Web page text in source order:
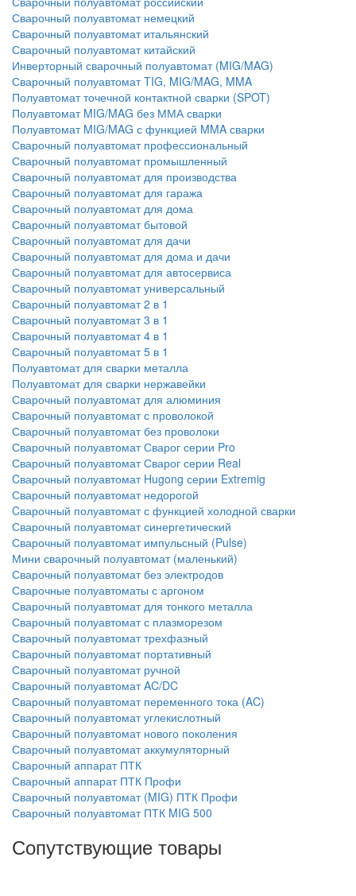
Сварочный полуавтомат немецкий
Сварочный полуавтомат итальянский
Сварочный полуавтомат китайский
Инверторный сварочный полуавтомат (MIG/MAG)
Сварочный полуавтомат TIG, MIG/MAG, MMA
Полуавтомат точечной контактной сварки (SPOT)
Полуавтомат MIG/MAG без ММА сварки
Полуавтомат MIG/MAG с функцией MMA сварки
Сварочный полуавтомат профессиональный
Сварочный полуавтомат промышленный
Сварочный полуавтомат для производства
Сварочный полуавтомат для гаража
Сварочный полуавтомат для дома
Сварочный полуавтомат бытовой
Сварочный полуавтомат для дачи
Сварочный полуавтомат для дома и дачи
Сварочный полуавтомат для автосервиса
Сварочный полуавтомат универсальный
Сварочный полуавтомат 2 в 1
Сварочный полуавтомат 3 в 1
Сварочный полуавтомат 4 в 1
Сварочный полуавтомат 5 в 1
Полуавтомат для сварки металла
Полуавтомат для сварки нержавейки
Сварочный полуавтомат для алюминия
Сварочный полуавтомат с проволокой
Сварочный полуавтомат без проволоки
Сварочный полуавтомат Сварог серии Pro
Сварочный полуавтомат Сварог серии Real
Cварочный полуавтомат Hugong серии Extremig
Сварочный полуавтомат недорогой
Cварочный полуавтомат с функцией холодной сварки
Сварочный полуавтомат синергетический
Сварочный полуавтомат импульсный (Pulse)
Мини сварочный полуавтомат (маленький)
Сварочный полуавтомат без электродов
Сварочные полуавтоматы с аргоном
Сварочный полуавтомат для тонкого металла
Сварочный полуавтомат с плазморезом
Сварочный полуавтомат трехфазный
Сварочный полуавтомат портативный
Сварочный полуавтомат ручной
Сварочный полуавтомат AC/DC
Сварочный полуавтомат переменного тока (AC)
Сварочный полуавтомат углекислотный
Сварочный полуавтомат нового поколения
Сварочный полуавтомат аккумуляторный
Сварочный аппарат ПТК
Сварочный аппарат ПТК Профи
Сварочный полуавтомат (MIG) ПТК Профи
Сварочный полуавтомат ПТК MIG 500
Сопутствующие товары